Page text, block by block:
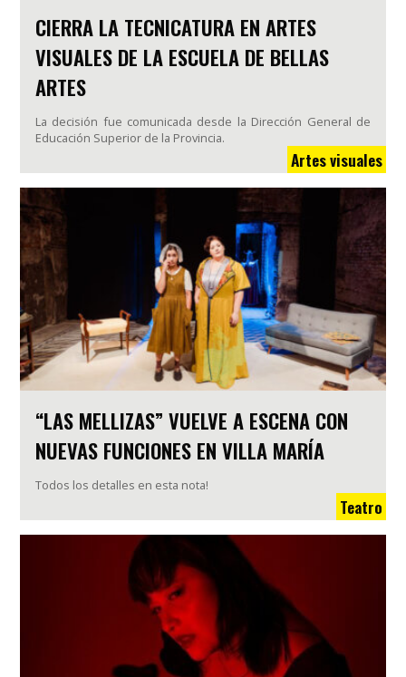
CIERRA LA TECNICATURA EN ARTES
VISUALES DE LA ESCUELA DE BELLAS
ARTES
La decisión fue comunicada desde la Dirección General de
Educación Superior de la Provincia.
Artes visuales
“LAS MELLIZAS” VUELVE A ESCENA CON
NUEVAS FUNCIONES EN VILLA MARÍA
Todos los detalles en esta nota!
Teatro